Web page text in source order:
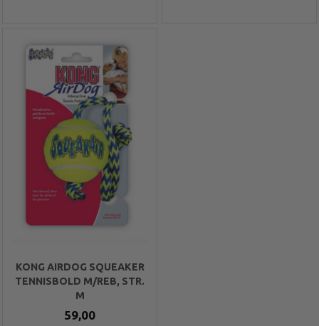
KONG AIRDOG SQUEAKER
TENNISBOLD M/REB, STR.
M
59,00